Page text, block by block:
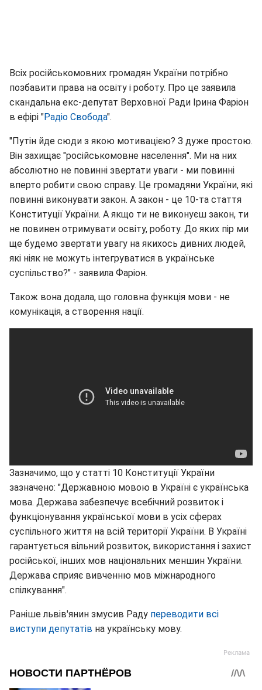
Всіх російськомовних громадян України потрібно
позбавити права на освіту і роботу. Про це заявила
скандальна екс-депутат Верховної Ради Ірина Фаріон
в ефірі "Радіо Свобода".
"Путін йде сюди з якою мотивацією? З дуже простою.
Він захищає "російськомовне населення". Ми на них
абсолютно не повинні звертати уваги - ми повинні
вперто робити свою справу. Це громадяни України, які
повинні виконувати закон. А закон - це 10-та стаття
Конституції України. А якщо ти не виконуєш закон, ти
не повинен отримувати освіту, роботу. До яких пір ми
ще будемо звертати увагу на якихось дивних людей,
які ніяк не можуть інтегруватися в українське
суспільство?" - заявила Фаріон.
Також вона додала, що головна функція мови - не
комунікація, а створення нації.
Зазначимо, що у статті 10 Конституції України
зазначено: "Державною мовою в Україні є українська
мова. Держава забезпечує всебічний розвиток і
функціонування української мови в усіх сферах
суспільного життя на всій території України. В Україні
гарантується вільний розвиток, використання і захист
російської, інших мов національних меншин України.
Держава сприяє вивченню мов міжнародного
спілкування".
Раніше львів'янин змусив Раду переводити всі
виступи депутатів на українську мову.